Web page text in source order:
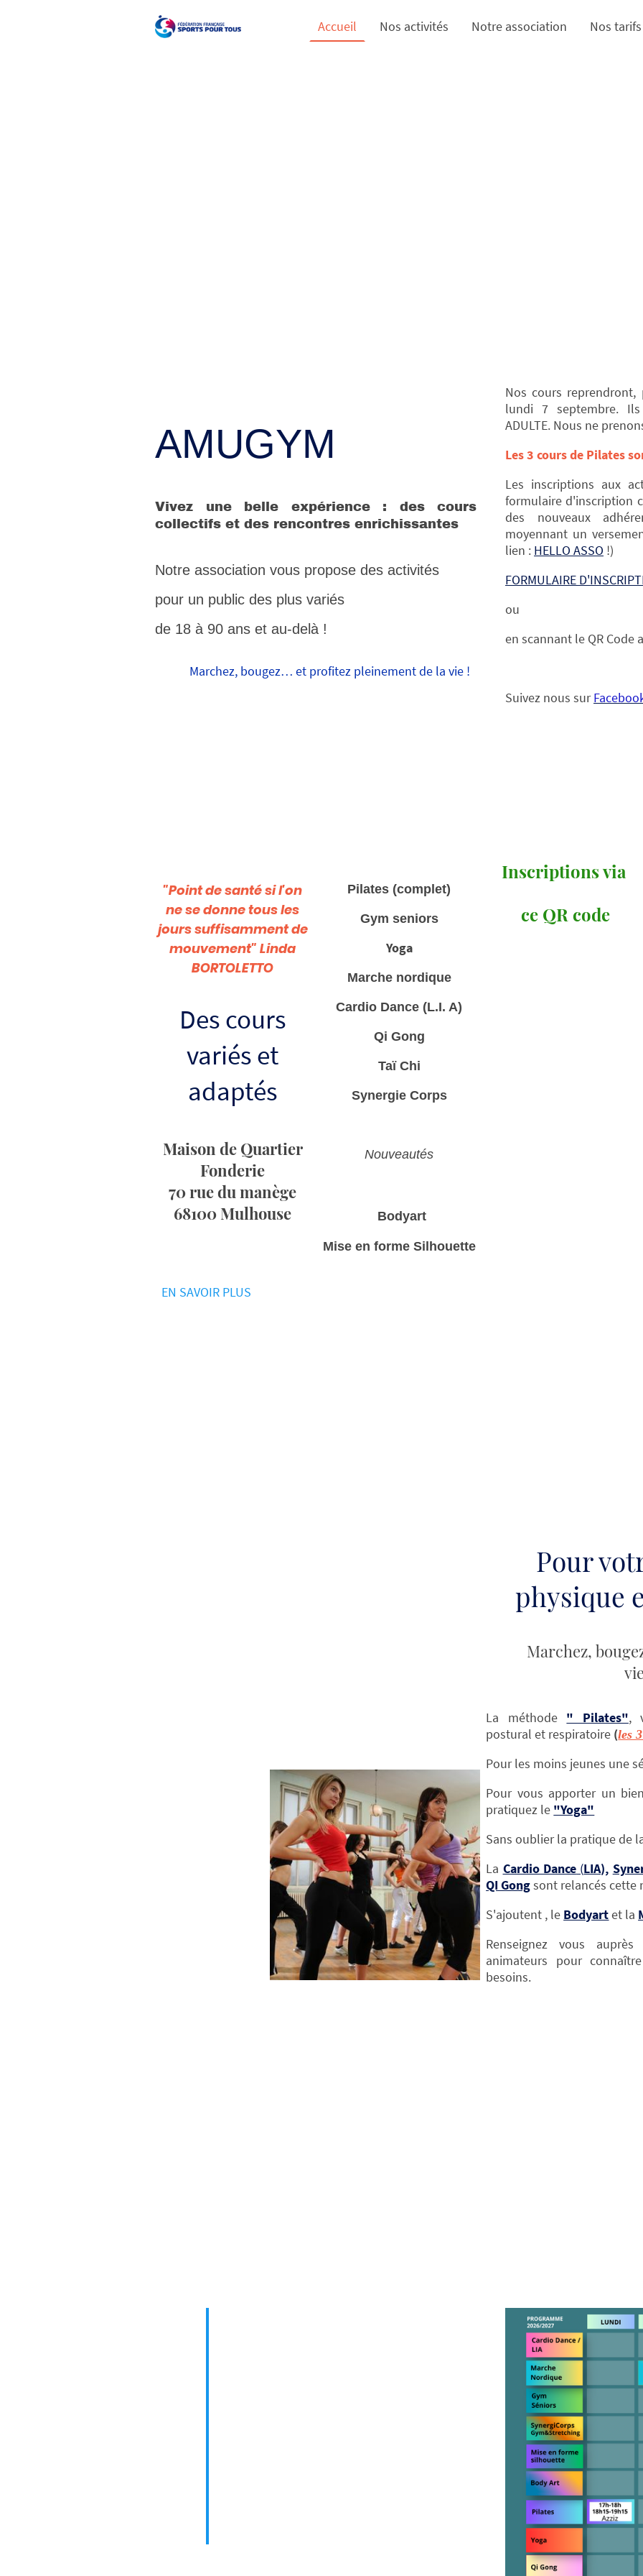
Accueil Nos activités Notre association Nos tarifs
AMUGYM
Vivez une belle expérience : des cours
collectifs et des rencontres enrichissantes
Notre association vous propose des activités
pour un public des plus variés
de 18 à 90 ans et au-delà !
Marchez, bougez… et profitez pleinement de la vie !
Nos cours
lundi 7 septembre.
ADULTE. Nous ne
Les 3 cours de Pilates
Les inscriptions aux
formulaire d'inscription
des nouveaux
moyennant un
lien : HELLO ASSO !)
FORMULAIRE
ou
en scannant le QR Code
Suivez nous sur
"Point de santé si l'on
ne se donne tous les
jours suffisamment de
mouvement" Linda
BORTOLETTO
Des cours
variés et
adaptés
Maison de Quartier
Fonderie
70 rue du manège
68100 Mulhouse
EN SAVOIR PLUS
Pilates (complet)
Gym seniors
Yoga
Marche nordique
Cardio Dance (L.I. A)
Qi Gong
Taï Chi
Synergie Corps
Nouveautés
Bodyart
Mise en forme Silhouette
Inscriptions via
ce QR code
Pour
physique
Marchez,
La méthode " Pilates",
postural et respiratoire (les
Pour les moins jeunes une
Pour vous apporter un
pratiquez le "Yoga"
Sans oublier la pratique de
La Cardio Dance (LIA),
QI Gongsont relancés cette
S'ajoutent , le Bodyartet la
Renseignez vous
animateurs pour
besoins.